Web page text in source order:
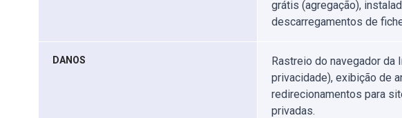
grátis (agregação),
descarregamentos de
DANOS
Rastreio do navegador
privacidade), exibição de
redirecionamentos para
privadas.